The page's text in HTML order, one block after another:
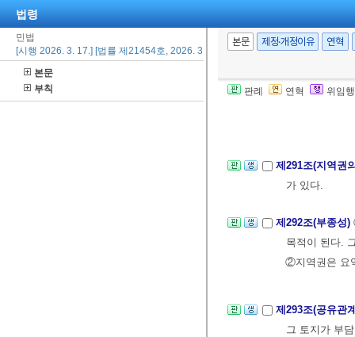
법령
민법
[시행 2026. 3. 17.] [법률 제21454호, 2026. 3. 17., 일부개정]
본문
부칙
본문 제정·개정이유 연혁
판례 연혁 위임
제290조(준용규
소유자간에 이
다. <신설
제291조(지역권
가 있다.
제292조(부종성)
목적이 된다.
②지역권은 요
제293조(공유관
그 토지가 부